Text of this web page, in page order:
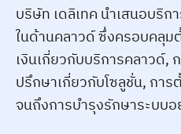
บริษัท เดลิเทค นำเสนอบริก
ในด้านคลาวด์ ซึ่งครอบคลุม
เงินเกี่ยวกับบริการคลาวด์,
ปรึกษาเกี่ยวกับโซลูชั่น, การ
จนถึงการบำรุงรักษาระบบ